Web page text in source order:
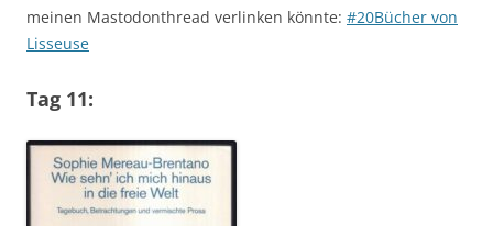
meinen Mastodonthread verlinken könnte: #20Bücher von
Lisseuse
Tag 11: